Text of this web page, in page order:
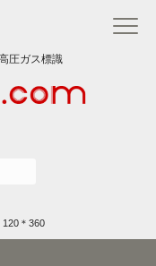
圧ガス標識
120＊360